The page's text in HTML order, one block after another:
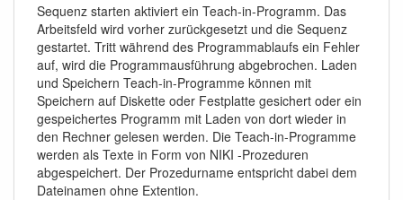
Sequenz starten aktiviert ein Teach-in-Programm. Das
Arbeitsfeld wird vorher zurückgesetzt und die Sequenz
gestartet. Tritt während des Programmablaufs ein Fehler
auf, wird die Programmausführung abgebrochen. Laden
und Speichern Teach-in-Programme können mit
Speichern auf Diskette oder Festplatte gesichert oder ein
gespeichertes Programm mit Laden von dort wieder in
den Rechner gelesen werden. Die Teach-in-Programme
werden als Texte in Form von NIKI -Prozeduren
abgespeichert. Der Prozedurname entspricht dabei dem
Dateinamen ohne Extention.